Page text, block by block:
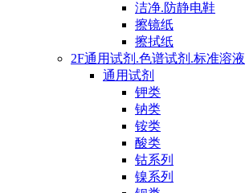
洁净.防静电鞋
擦镜纸
擦拭纸
2F通用试剂.色谱试剂.标准溶液
通用试剂
钾类
钠类
铵类
酸类
钴系列
镍系列